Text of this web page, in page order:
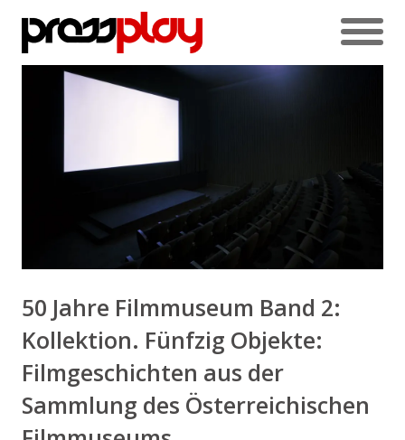
50 Jahre Filmmuseum Band 2:
Kollektion. Fünfzig Objekte:
Filmgeschichten aus der
Sammlung des Österreichischen